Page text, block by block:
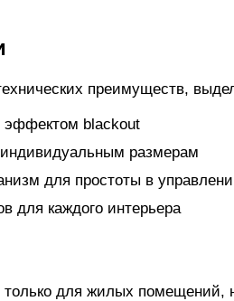
преимуществ,
эффектом blackout
индивидуальным размерам
для простоты в
для каждого интерьера
для жилых помещений,